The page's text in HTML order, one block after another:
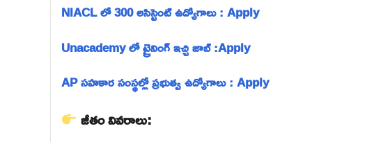
NIACL లో 300 అసిస్టెంట్ ఉద్యోగాలు : Apply
Unacademy లో ట్రైనింగ్ ఇచ్చి జాబ్ :Apply
AP సహకార సంస్థల్లో ప్రభుత్వ ఉద్యోగాలు : Apply
జీతం వివరాలు: